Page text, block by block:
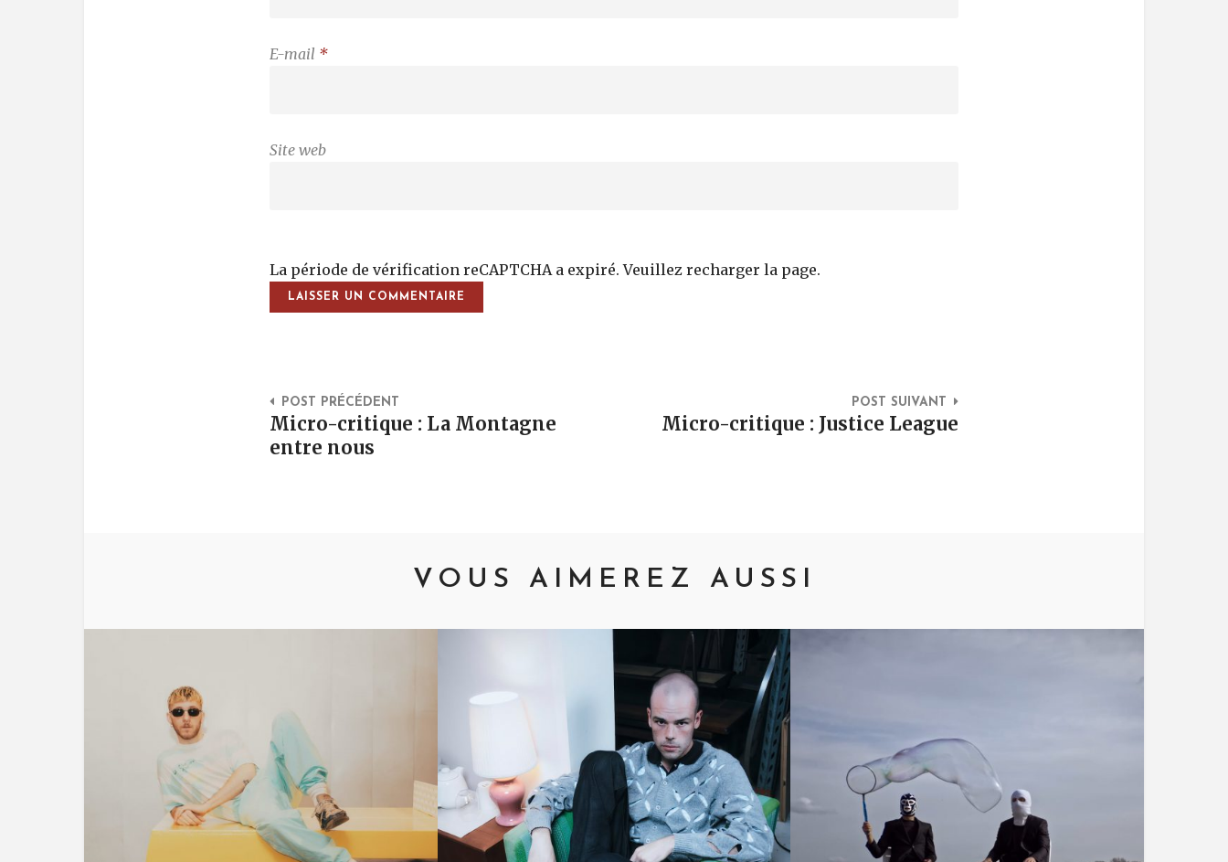
E-mail *
Site web
La période de vérification reCAPTCHA a expiré. Veuillez recharger la page.
Post Navigation
POST PRÉCÉDENT
Micro-critique : La Montagne
entre nous
POST SUIVANT
Micro-critique : Justice League
VOUS AIMEREZ AUSSI